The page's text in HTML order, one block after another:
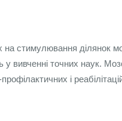
на стимулювання ділянок
у вивченні точних наук.
і